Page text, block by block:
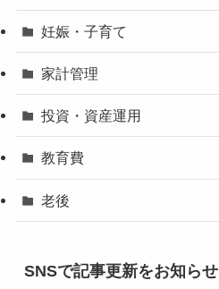
妊娠・子育て
家計管理
投資・資産運用
教育費
老後
SNSで記事更新をお知らせ